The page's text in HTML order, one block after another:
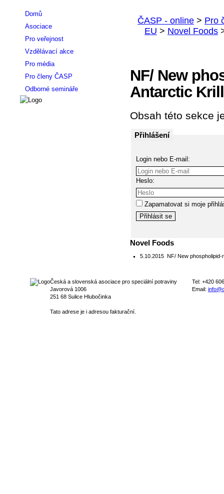
NF/ New
Antarctic
Obsah této sekce
Přihlášení
Login nebo E-mail:
Heslo:
Zapamatovat si moje
Novel Foods
5.10.2015 NF/ New
Domů
Asociace
Pro veřejnost
Vzdělávací akce
Pro média
Pro členy ČASP
Odborné semináře
Česká a slovenská asociace pro speciální potraviny
Javorová 1006
251 68 Sulice Hlubočinka
Tato adrese je i adresou fakturační.
Tel: +420
Email: